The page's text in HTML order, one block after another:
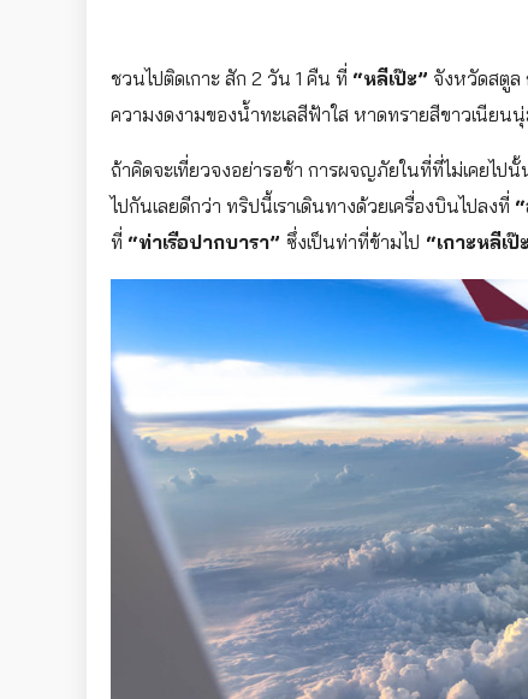
ชวนไปติดเกาะ สัก 2 วัน 1 คืน ที่ “หลีเป๊ะ” จังหวัดสตูล
ความงดงามของน้ำทะเลสีฟ้าใส หาดทรายสีขาวเนีย
ถ้าคิดจะเที่ยวจงอย่ารอช้า การผจญภัยในที่ที่ไม่เคยไป
ไปกันเลยดีกว่า ทริปนี้เราเดินทางด้วยเครื่องบินไปลงที่
ที่ “ท่าเรือปากบารา” ซึ่งเป็นท่าที่ข้ามไป “เกาะหลีเป๊